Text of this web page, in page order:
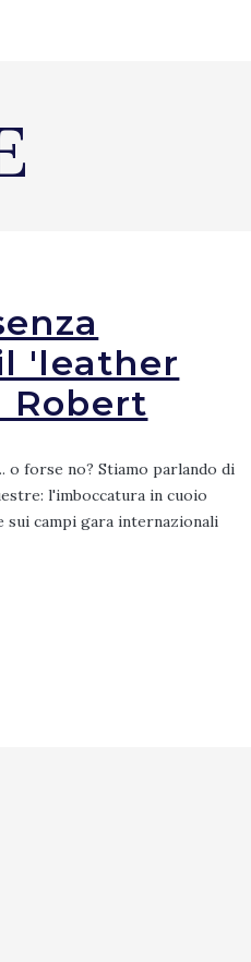
'leather
Robert
o forse no? Stiamo parlando di
l'imboccatura in cuoio
campi gara internazionali